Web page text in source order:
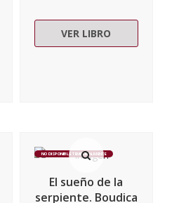
VER LIBRO
NO DISPONIBLE TEMPORALMENTE
El sueño de la
serpiente. Boudica